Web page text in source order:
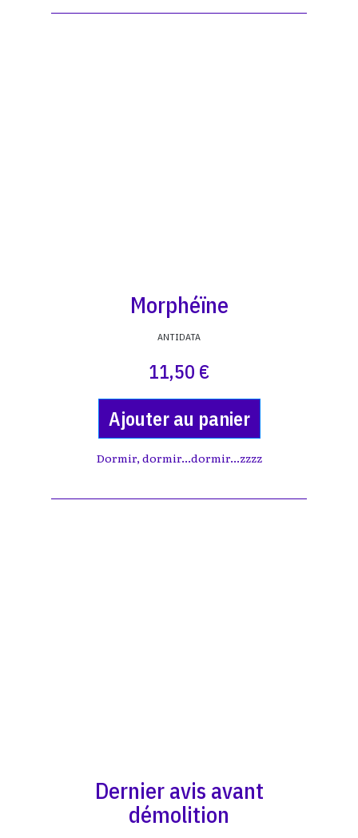
Morphéïne
ANTIDATA
11,50 €
Ajouter au panier
Dormir, dormir...dormir...zzzz
Dernier avis avant
démolition